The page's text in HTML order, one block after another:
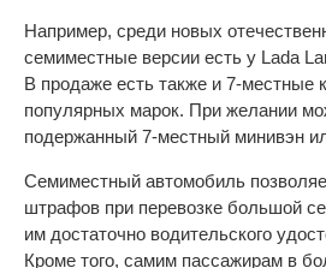
Например, среди новых
семиместные версии есть у Lada
В продаже есть также и 7-местные
популярных марок. При желании
подержанный 7-местный минивэн
Семиместный автомобиль
штрафов при перевозке большой
им достаточно водительского
Кроме того, самим пассажирам в